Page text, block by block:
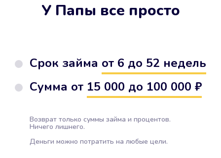
У Папы все просто
Срок займа от 6 до 52 недель
Сумма от 15 000 до 100 000 ₽
Возврат только суммы займа и процентов.
Ничего лишнего.
Деньги можно потратить на любые цели.